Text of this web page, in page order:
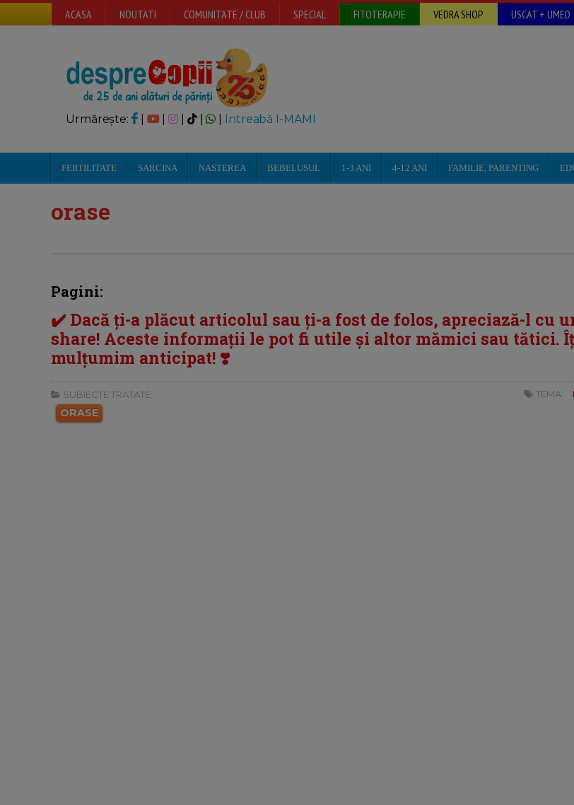
ACASA NOUTATI COMUNITATE / CLUB SPECIAL FITOTERAPIE VEDRA SHOP USCAT + UMED
Urmărește: | | Intreabă I-MAMI
FERTILITATE SARCINA NASTEREA BEBELUSUL 1-3 ANI 4-12 ANI FAMILIE, PARENTING
orase
Pagini:
✔️ Dacă ți-a plăcut articolul sau ți-a fost de folos, apreciază-l cu
share! Aceste informații le pot fi utile și altor mămici sau tătici.
mulțumim anticipat! ❣️
SUBIECTE TRATATE:
ORASE
TEMA: